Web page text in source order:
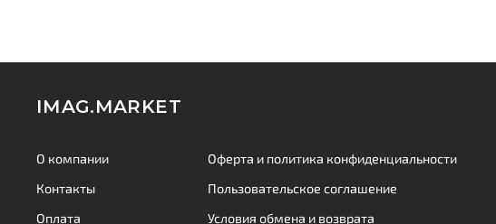
IMAG.MARKET
О компании
Контакты
Оплата
Оферта и политика конфиденциальности
Пользовательское соглашение
Условия обмена и возврата